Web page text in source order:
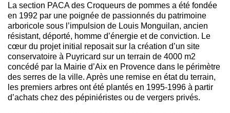
La section PACA des Croqueurs de pommes a été fondée
en 1992 par une poignée de passionnés du patrimoine
arboricole sous l’impulsion de Louis Monguilan, ancien
résistant, déporté, homme d’énergie et de conviction. Le
cœur du projet initial reposait sur la création d’un site
conservatoire à Puyricard sur un terrain de 4000 m2
concédé par la Mairie d’Aix en Provence dans le périmètre
des serres de la ville. Après une remise en état du terrain,
les premiers arbres ont été plantés en 1995-1996 à partir
d’achats chez des pépiniéristes ou de vergers privés.